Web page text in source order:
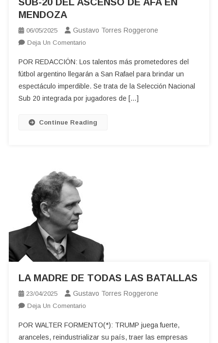
MENDOZA
06/05/2025 Gustavo Torres Roggerone
Deja Un ComentarioEn
20
DEL
ASCENSO
DE
EN
POR REDACCIÓN: Los talentos más prometedores del
fútbol argentino llegarán a San Rafael para brindar un
espectáculo imperdible. Se trata de la Selección Nacional
Sub 20 integrada por jugadores de […]
Continue Reading
LA MADRE DE TODAS LAS BATALLAS
23/04/2025 Gustavo Torres Roggerone
Deja Un ComentarioEn
MADRE
DE
POR WALTER FORMENTO(*): TRUMP juega fuerte,
aranceles, reindustrializar su país, traer las empresas